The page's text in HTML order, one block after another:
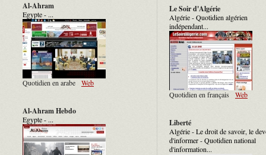
Al-Ahram
Egypte - ...
Quotidien en arabe Web
Al-Ahram Hebdo
Egypte - ...
Le Soir d'Algérie
Algérie - Quotidien algérien
indépendant...
Quotidien en français Web
Liberté
Algérie - Le droit de savoir, le
d'informer - Quotidien national
d'information...